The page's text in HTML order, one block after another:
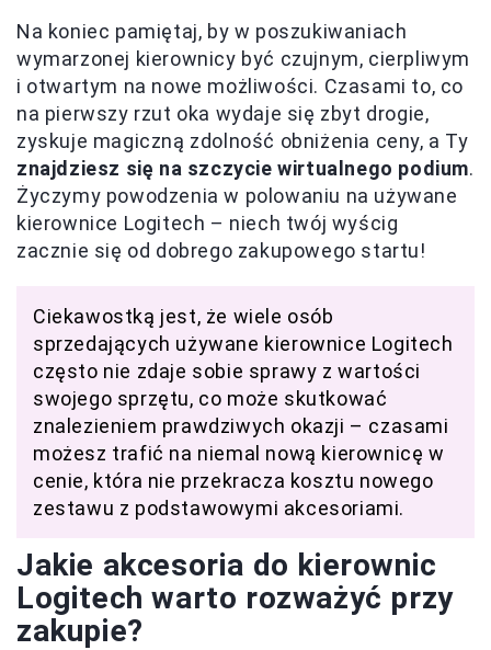
Na koniec pamiętaj, by w poszukiwaniach
wymarzonej kierownicy być czujnym, cierpliwym
i otwartym na nowe możliwości. Czasami to, co
na pierwszy rzut oka wydaje się zbyt drogie,
zyskuje magiczną zdolność obniżenia ceny, a Ty
znajdziesz się na szczycie wirtualnego podium.
Życzymy powodzenia w polowaniu na używane
kierownice Logitech – niech twój wyścig
zacznie się od dobrego zakupowego startu!
Ciekawostką jest, że wiele osób
sprzedających używane kierownice Logitech
często nie zdaje sobie sprawy z wartości
swojego sprzętu, co może skutkować
znalezieniem prawdziwych okazji – czasami
możesz trafić na niemal nową kierownicę w
cenie, która nie przekracza kosztu nowego
zestawu z podstawowymi akcesoriami.
Jakie akcesoria do kierownic
Logitech warto rozważyć przy
zakupie?